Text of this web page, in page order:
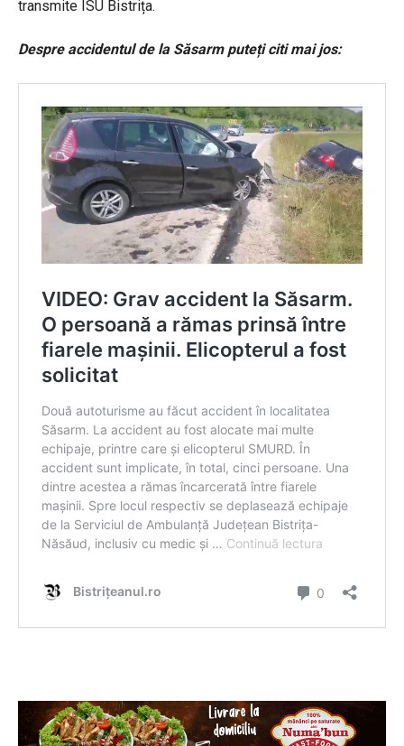
transmite ISU Bistrița.
Despre accidentul de la Săsarm puteți citi mai jos: